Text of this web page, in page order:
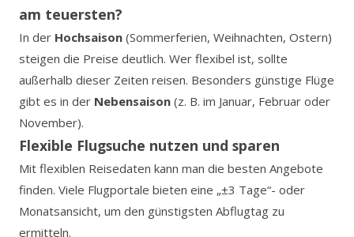
am teuersten?
In der Hochsaison (Sommerferien, Weihnachten, Ostern)
steigen die Preise deutlich. Wer flexibel ist, sollte
außerhalb dieser Zeiten reisen. Besonders günstige Flüge
gibt es in der Nebensaison (z. B. im Januar, Februar oder
November).
Flexible Flugsuche nutzen und sparen
Mit flexiblen Reisedaten kann man die besten Angebote
finden. Viele Flugportale bieten eine „±3 Tage“- oder
Monatsansicht, um den günstigsten Abflugtag zu
ermitteln.